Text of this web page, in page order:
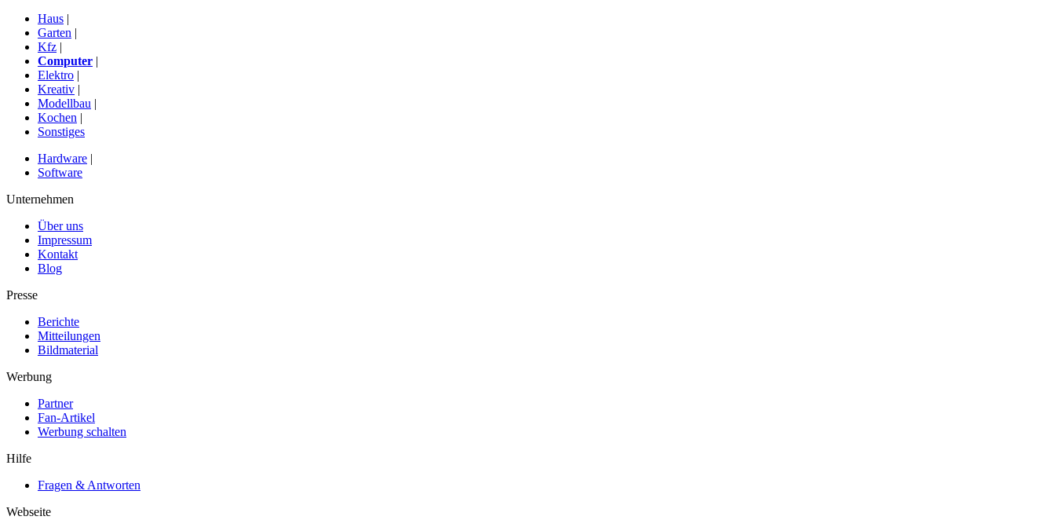
Haus |
Garten |
Kfz |
Computer |
Elektro |
Kreativ |
Modellbau |
Kochen |
Sonstiges
Hardware |
Software
Unternehmen
Über uns
Impressum
Kontakt
Blog
Presse
Berichte
Mitteilungen
Bildmaterial
Werbung
Partner
Fan-Artikel
Werbung schalten
Hilfe
Fragen & Antworten
Webseite